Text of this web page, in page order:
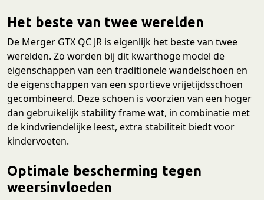
Het beste van twee werelden
De Merger GTX QC JR is eigenlijk het beste van twee
werelden. Zo worden bij dit kwarthoge model de
eigenschappen van een traditionele wandelschoen en
de eigenschappen van een sportieve vrijetijdsschoen
gecombineerd. Deze schoen is voorzien van een hoger
dan gebruikelijk stability frame wat, in combinatie met
de kindvriendelijke leest, extra stabiliteit biedt voor
kindervoeten.
Optimale bescherming tegen
weersinvloeden